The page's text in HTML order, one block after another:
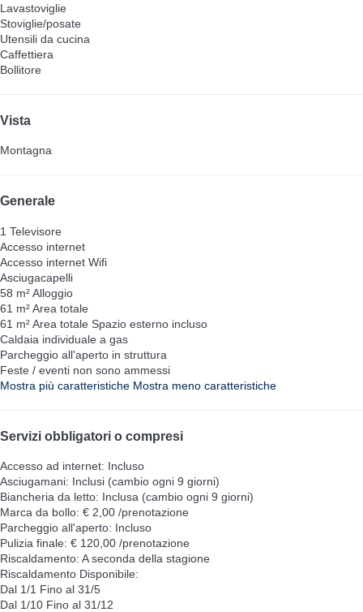
Lavastoviglie
Stoviglie/posate
Utensili da cucina
Caffettiera
Bollitore
Vista
Montagna
Generale
1 Televisore
Accesso internet
Accesso internet Wifi
Asciugacapelli
58 m² Alloggio
61 m² Area totale
61 m² Area totale Spazio esterno incluso
Caldaia individuale a gas
Parcheggio all'aperto in struttura
Feste / eventi non sono ammessi
Mostra più caratteristiche Mostra meno caratteristiche
Servizi obbligatori o compresi
Accesso ad internet: Incluso
Asciugamani: Inclusi (cambio ogni 9 giorni)
Biancheria da letto: Inclusa (cambio ogni 9 giorni)
Marca da bollo: € 2,00 /prenotazione
Parcheggio all'aperto: Incluso
Pulizia finale: € 120,00 /prenotazione
Riscaldamento: A seconda della stagione
Riscaldamento Disponibile:
Dal 1/1 Fino al 31/5
Dal 1/10 Fino al 31/12